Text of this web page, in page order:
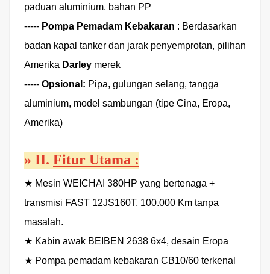
paduan aluminium, bahan PP
----- Pompa Pemadam Kebakaran : Berdasarkan
badan kapal tanker dan jarak penyemprotan, pilihan
Amerika Darley merek
----- Opsional: Pipa, gulungan selang, tangga
aluminium, model sambungan (tipe Cina, Eropa,
Amerika)
» II. Fitur Utama :
★ Mesin WEICHAI 380HP yang bertenaga +
transmisi FAST 12JS160T, 100.000 Km tanpa
masalah.
★ Kabin awak BEIBEN 2638 6x4, desain Eropa
★ Pompa pemadam kebakaran CB10/60 terkenal